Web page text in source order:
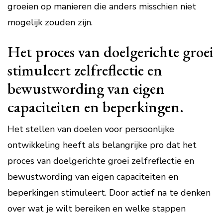
groeien op manieren die anders misschien niet
mogelijk zouden zijn.
Het proces van doelgerichte groei
stimuleert zelfreflectie en
bewustwording van eigen
capaciteiten en beperkingen.
Het stellen van doelen voor persoonlijke
ontwikkeling heeft als belangrijke pro dat het
proces van doelgerichte groei zelfreflectie en
bewustwording van eigen capaciteiten en
beperkingen stimuleert. Door actief na te denken
over wat je wilt bereiken en welke stappen